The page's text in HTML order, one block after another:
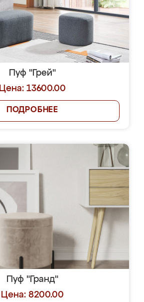
Пуф "Грей"
Цена: 13600.00
ПОДРОБНЕЕ
Пуф "Гранд"
Цена: 8200.00